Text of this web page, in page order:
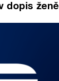
dopis ženě